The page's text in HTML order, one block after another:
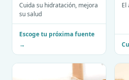
Cuida su hidratación, mejora
su salud
Escoge tu próxima fuente
→
El